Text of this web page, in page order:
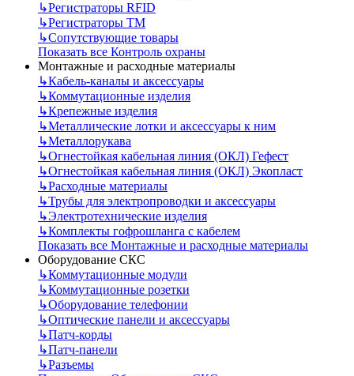
↳Регистраторы RFID
↳Регистраторы ТМ
↳Сопутствующие товары
Показать все Контроль охраны
Монтажные и расходные материалы
↳Кабель-каналы и аксессуары
↳Коммутационные изделия
↳Крепежные изделия
↳Металлические лотки и аксессуары к ним
↳Металлорукава
↳Огнестойкая кабельная линия (ОКЛ) Гефест
↳Огнестойкая кабельная линия (ОКЛ) Экопласт
↳Расходные материалы
↳Трубы для электропроводки и аксессуары
↳Электротехнические изделия
↳Комплекты гофрошланга с кабелем
Показать все Монтажные и расходные материалы
Оборудование СКС
↳Коммутационные модули
↳Коммутационные розетки
↳Оборудование телефонии
↳Оптические панели и аксессуары
↳Патч-корды
↳Патч-панели
↳Разъемы